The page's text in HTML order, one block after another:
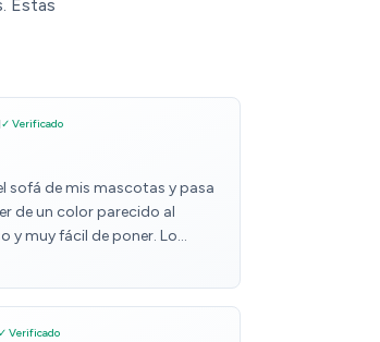
Estas
✓ Verificado
sofá de mis mascotas y pasa
de un color parecido al
y muy fácil de poner. Lo
✓ Verificado